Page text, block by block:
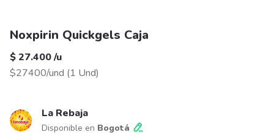
Noxpirin Quickgels Caja
$ 27.400/u
$27400/und (1 Und)
La Rebaja
Disponible en Bogotá